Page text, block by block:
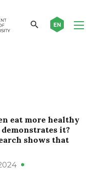
EN
eat more healthy
it?
shows that